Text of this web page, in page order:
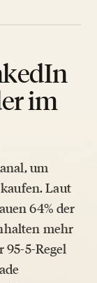
im
um
Laut
64% der
mehr
5-Regel